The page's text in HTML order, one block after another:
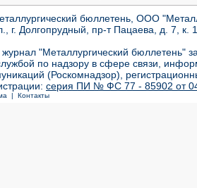
бюллетень, ООО
г. Долгопрудный, пр-т Пацаева, д. 7,
"Металлургический бюллетень"
по надзору в сфере связи,
(Роскомнадзор),
серия ПИ № ФС 77 - 85902 от 04
| Контакты